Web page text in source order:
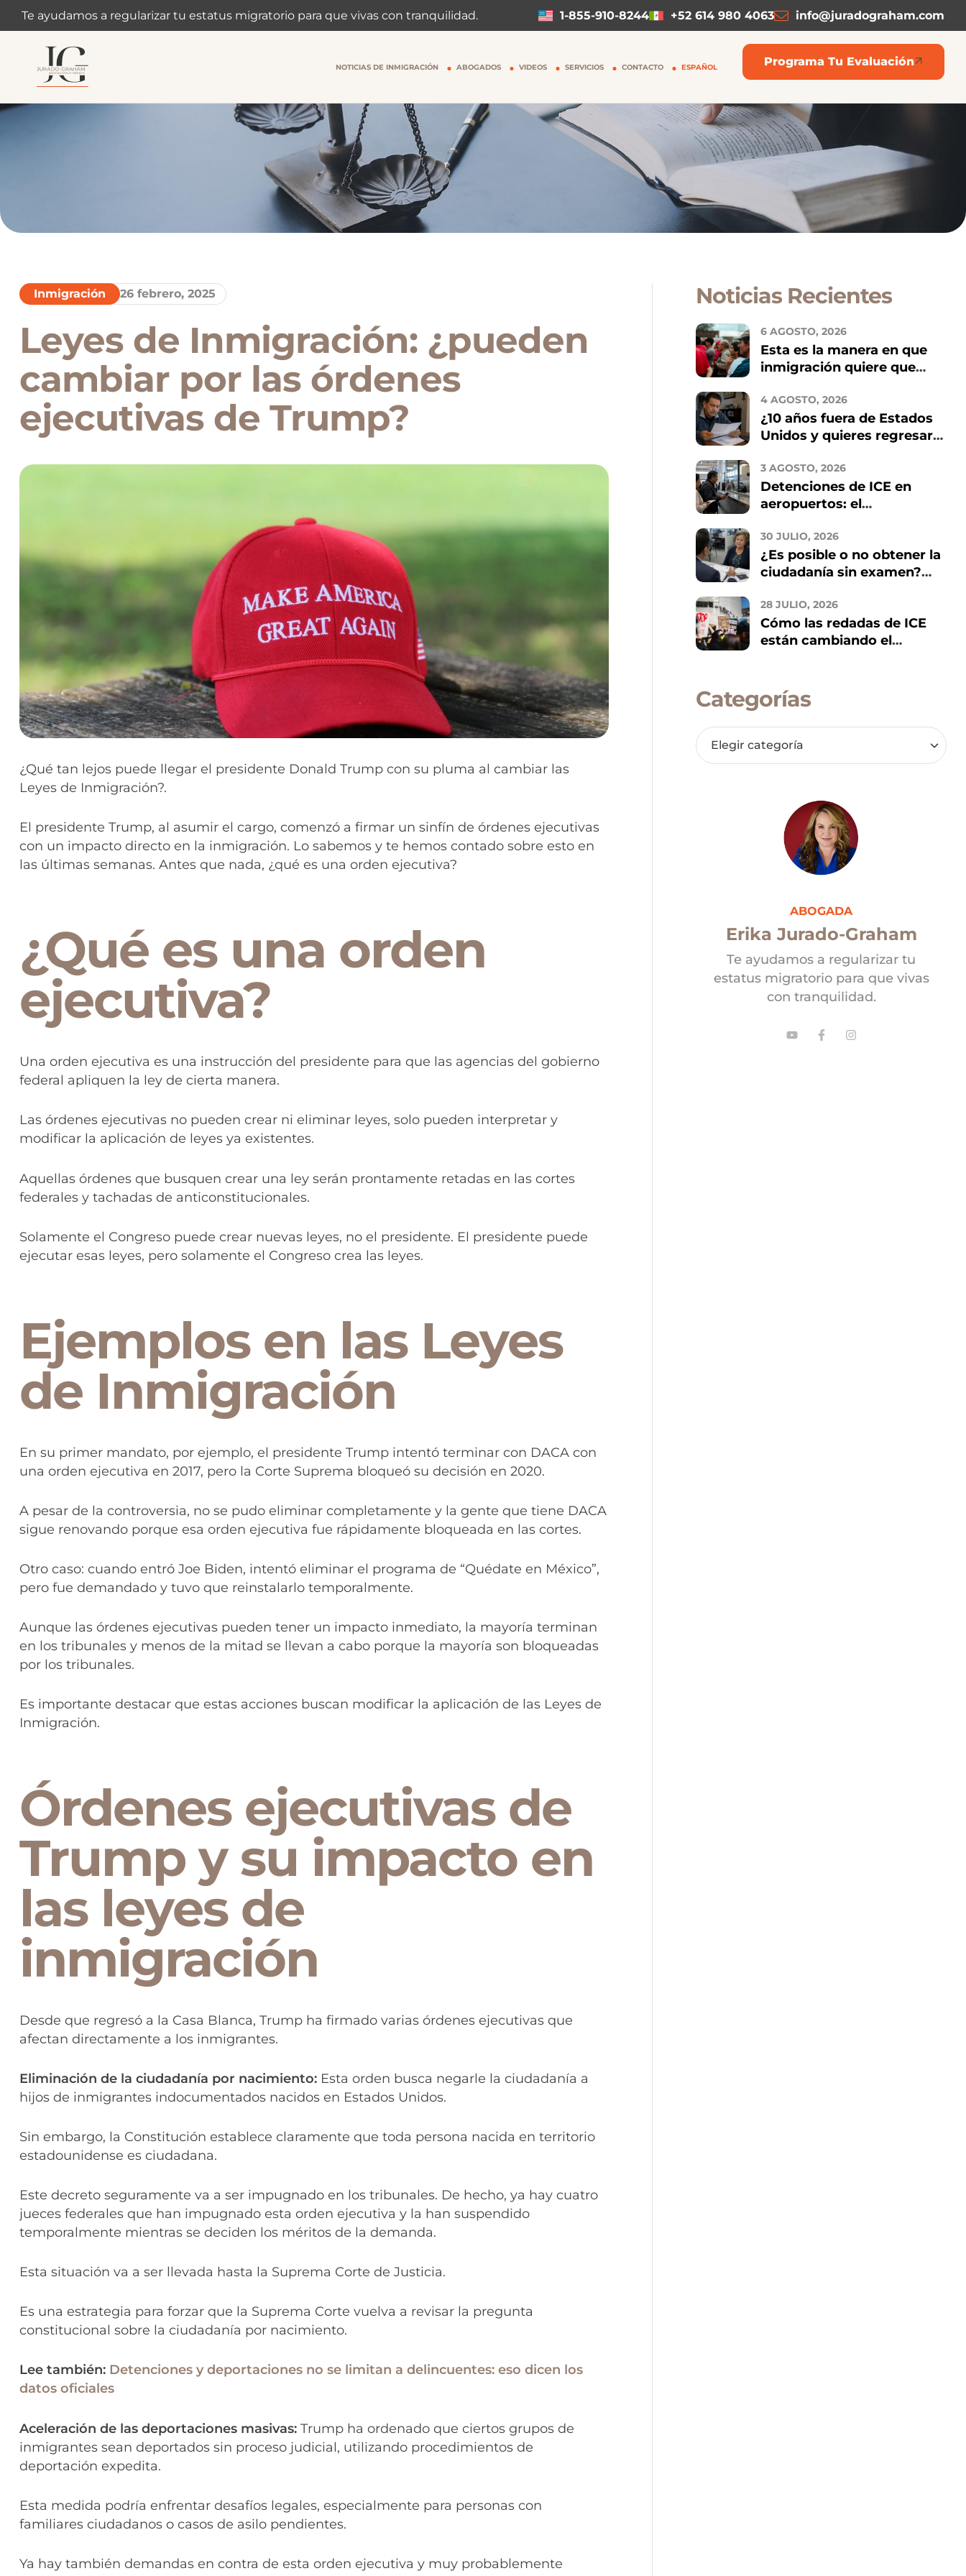
Te ayudamos a regularizar tu estatus migratorio para que vivas con tranquilidad. 1-855-910-8244 +52 614 980 4063 info@juradograham.com
NOTICIAS DE INMIGRACIÓN ABOGADOS VIDEOS SERVICIOS CONTACTO ESPAÑOL Programa Tu Evaluación
Inmigración 26 febrero, 2025
Leyes de Inmigración: ¿pueden
cambiar por las órdenes
ejecutivas de Trump?
¿Qué tan lejos puede llegar el presidente Donald Trump con su pluma al cambiar las
Leyes de Inmigración?.
El presidente Trump, al asumir el cargo, comenzó a firmar un sinfín de órdenes ejecutivas
con un impacto directo en la inmigración. Lo sabemos y te hemos contado sobre esto en
las últimas semanas. Antes que nada, ¿qué es una orden ejecutiva?
¿Qué es una orden
ejecutiva?
Una orden ejecutiva es una instrucción del presidente para que las agencias del gobierno
federal apliquen la ley de cierta manera.
Las órdenes ejecutivas no pueden crear ni eliminar leyes, solo pueden interpretar y
modificar la aplicación de leyes ya existentes.
Aquellas órdenes que busquen crear una ley serán prontamente retadas en las cortes
federales y tachadas de anticonstitucionales.
Solamente el Congreso puede crear nuevas leyes, no el presidente. El presidente puede
ejecutar esas leyes, pero solamente el Congreso crea las leyes.
Ejemplos en las Leyes
de Inmigración
En su primer mandato, por ejemplo, el presidente Trump intentó terminar con DACA con
una orden ejecutiva en 2017, pero la Corte Suprema bloqueó su decisión en 2020.
A pesar de la controversia, no se pudo eliminar completamente y la gente que tiene DACA
sigue renovando porque esa orden ejecutiva fue rápidamente bloqueada en las cortes.
Otro caso: cuando entró Joe Biden, intentó eliminar el programa de “Quédate en México”,
pero fue demandado y tuvo que reinstalarlo temporalmente.
Aunque las órdenes ejecutivas pueden tener un impacto inmediato, la mayoría terminan
en los tribunales y menos de la mitad se llevan a cabo porque la mayoría son bloqueadas
por los tribunales.
Es importante destacar que estas acciones buscan modificar la aplicación de las Leyes de
Inmigración.
Órdenes ejecutivas de
Trump y su impacto en
las leyes de
inmigración
Desde que regresó a la Casa Blanca, Trump ha firmado varias órdenes ejecutivas que
afectan directamente a los inmigrantes.
Eliminación de la ciudadanía por nacimiento: Esta orden busca negarle la ciudadanía a
hijos de inmigrantes indocumentados nacidos en Estados Unidos.
Sin embargo, la Constitución establece claramente que toda persona nacida en territorio
estadounidense es ciudadana.
Este decreto seguramente va a ser impugnado en los tribunales. De hecho, ya hay cuatro
jueces federales que han impugnado esta orden ejecutiva y la han suspendido
temporalmente mientras se deciden los méritos de la demanda.
Esta situación va a ser llevada hasta la Suprema Corte de Justicia.
Es una estrategia para forzar que la Suprema Corte vuelva a revisar la pregunta
constitucional sobre la ciudadanía por nacimiento.
Lee también: Detenciones y deportaciones no se limitan a delincuentes: eso dicen los
datos oficiales
Aceleración de las deportaciones masivas: Trump ha ordenado que ciertos grupos de
inmigrantes sean deportados sin proceso judicial, utilizando procedimientos de
deportación expedita.
Esta medida podría enfrentar desafíos legales, especialmente para personas con
familiares ciudadanos o casos de asilo pendientes.
Ya hay también demandas en contra de esta orden ejecutiva y muy probablemente
Noticias Recientes
6 AGOSTO, 2026
Esta es la manera en que
inmigración quiere que
2026
4 AGOSTO, 2026
¿10 años fuera de Estados
Unidos y quieres regresar?
debes conocer
3 AGOSTO, 2026
Detenciones de ICE en
aeropuertos: el
TSA y qué implica para los
inmigrantes
30 JULIO, 2026
¿Es posible o no obtener la
ciudadanía sin examen?
evitar estafas
28 JULIO, 2026
Cómo las redadas de ICE
están cambiando el
Categorías
ABOGADA
Erika Jurado-Graham
Te ayudamos a regularizar tu
estatus migratorio para que vivas
con tranquilidad.